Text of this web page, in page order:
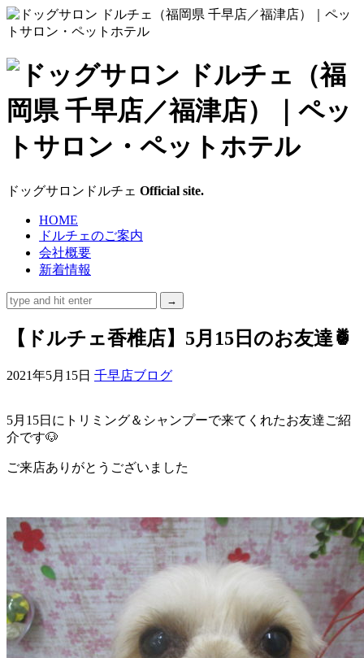
ド
ッ
グ
サ
ロ
ン
ド
ル
（福
岡
千
早
店
／
ドッグサロンドルチェ Official site.
HOME
ドルチェのご案内
会社概要
新着情報
【ドルチェ香椎店】5月15日のお友達🍍
2021年5月15日 千早店ブログ
5月15日にトリミング＆シャンプーで来てくれたお友達ご紹
介です🐶
ご来店ありがとうございました